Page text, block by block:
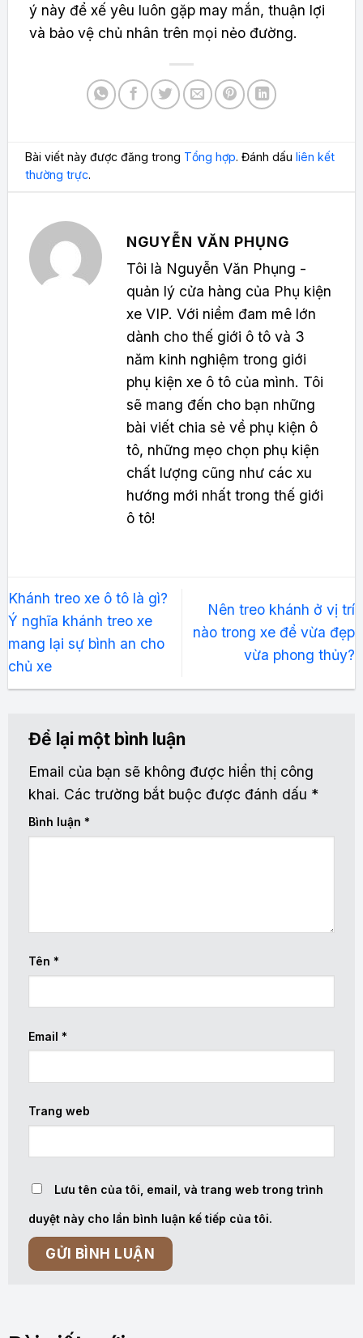
ý này để xế yêu luôn gặp may mắn, thuận lợi
và bảo vệ chủ nhân trên mọi nẻo đường.
Bài viết này được đăng trong Tổng hợp. Đánh dấu liên kết
thường trực.
NGUYỄN VĂN PHỤNG
Tôi là Nguyễn Văn Phụng -
quản lý cửa hàng của Phụ kiện
xe VIP. Với niềm đam mê lớn
dành cho thế giới ô tô và 3
năm kinh nghiệm trong giới
phụ kiện xe ô tô của mình. Tôi
sẽ mang đến cho bạn những
bài viết chia sẻ về phụ kiện ô
tô, những mẹo chọn phụ kiện
chất lượng cũng như các xu
hướng mới nhất trong thế giới
ô tô!
Khánh treo xe ô tô là gì?
Ý nghĩa khánh treo xe
mang lại sự bình an cho
chủ xe
Nên treo khánh ở vị trí
nào trong xe để vừa đẹp
vừa phong thủy?
Để lại một bình luận
Email của bạn sẽ không được hiển thị công
khai. Các trường bắt buộc được đánh dấu *
Bình luận *
Tên *
Email *
Trang web
Lưu tên của tôi, email, và trang web trong trình
duyệt này cho lần bình luận kế tiếp của tôi.